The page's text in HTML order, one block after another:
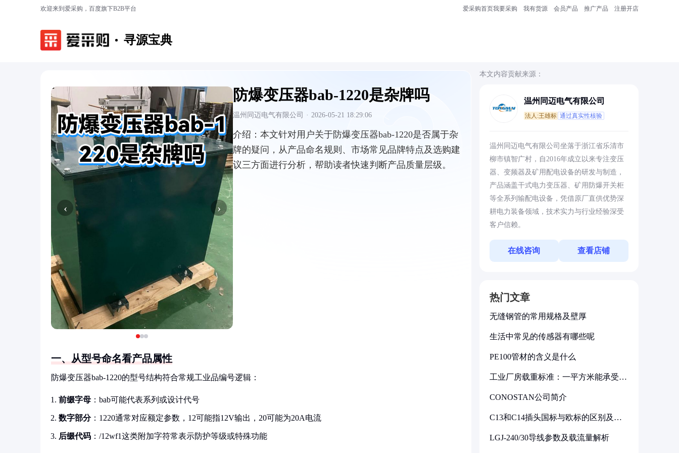
欢迎来到爱采购，百度旗下B2B平台 爱采购首页我要采购 我有货源 会员产品 推广产品 注册开店
寻源宝典
‹ ›
防爆变压器bab-1220是杂牌吗
温州同迈电气有限公司 · 2026-05-21 18:29:06
介绍： 本文针对用户关于防爆变压器bab-1220是否属于杂
牌的疑问，从产品命名规则、市场常见品牌特点及选购建
议三方面进行分析，帮助读者快速判断产品质量层级。
一、从型号命名看产品属性
防爆变压器bab-1220的型号结构符合常规工业品编号逻辑：
前缀字母 ：bab可能代表系列或设计代号
数字部分：1220通常对应额定参数，12可能指12V输出，20可能为20A电流
后缀代码 ：/12wf1这类附加字符常表示防护等级或特殊功能
本文内容贡献来源：
温州同迈电气有限公司
法人:王雄标 通过真实性核验
温州同迈电气有限公司坐落于浙江省乐清市
柳市镇智广村，自2016年成立以来专注变压
器、变频器及矿用配电设备的研发与制造，
产品涵盖干式电力变压器、矿用防爆开关柜
等全系列输配电设备，凭借原厂直供优势深
耕电力装备领域，技术实力与行业经验深受
客户信赖。
在线咨询 查看店铺
热门文章
无缝钢管的常用规格及壁厚
生活中常见的传感器有哪些呢
PE100管材的含义是什么
工业厂房载重标准：一平方米能承受多
CONOSTAN公司简介
C13和C14插头国标与欧标的区别及其
LGJ-240/30导线参数及载流量解析